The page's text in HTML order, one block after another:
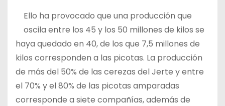
Ello ha provocado que una producción que
oscila entre los 45 y los 50 millones de kilos se
haya quedado en 40, de los que 7,5 millones de
kilos corresponden a las picotas. La producción
de más del 50% de las cerezas del Jerte y entre
el 70% y el 80% de las picotas amparadas
corresponde a siete compañías, además de